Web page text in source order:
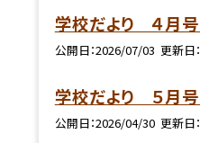
学校だより ４月号
公開日 2026/07/03 更新日
学校だより ５月号
公開日 2026/04/30 更新日